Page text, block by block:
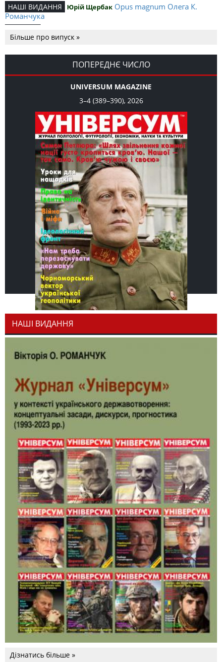
НАШІ ВИДАННЯ Юрій Щербак Opus magnum Олега К.
Романчука
Романчука
Editorial Oleh K. Romanchuk Журавель і синиця як
уособлення української політстратегії й тактики
Більше про випуск »
ПОПЕРЕДНЄ ЧИСЛО
UNIVERSUM MAGAZINE
3–4 (389–390), 2026
НАШІ ВИДАННЯ
Дізнатись більше »